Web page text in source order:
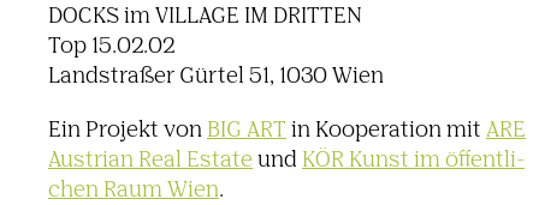
DOCKS im VILLAGE IM DRITTEN
Top 15.02.02
Land­straßer Gürtel 51, 1030 Wien
Ein Projekt von BIG ART in Koope­ra­tion mit ARE
Austrian Real Estate und KÖR Kunst im öffent­li­
chen Raum Wien.